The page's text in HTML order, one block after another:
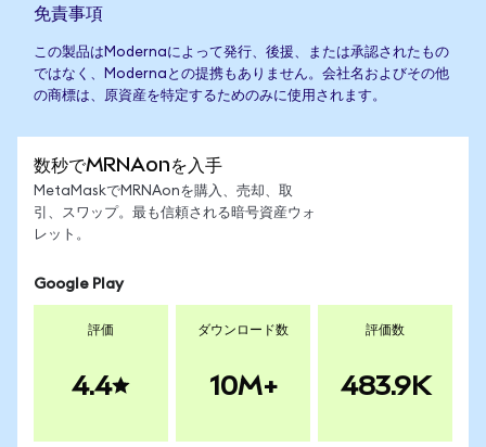
免責事項
この製品はModernaによって発行、後援、または承認されたもの
ではなく、Modernaとの提携もありません。会社名およびその他
の商標は、原資産を特定するためのみに使用されます。
数秒でMRNAonを入手
MetaMaskでMRNAonを購入、売却、取
引、スワップ。最も信頼される暗号資産ウォ
レット。
Google Play
評価
4.4
ダウンロード数
10M+
評価数
483.9K